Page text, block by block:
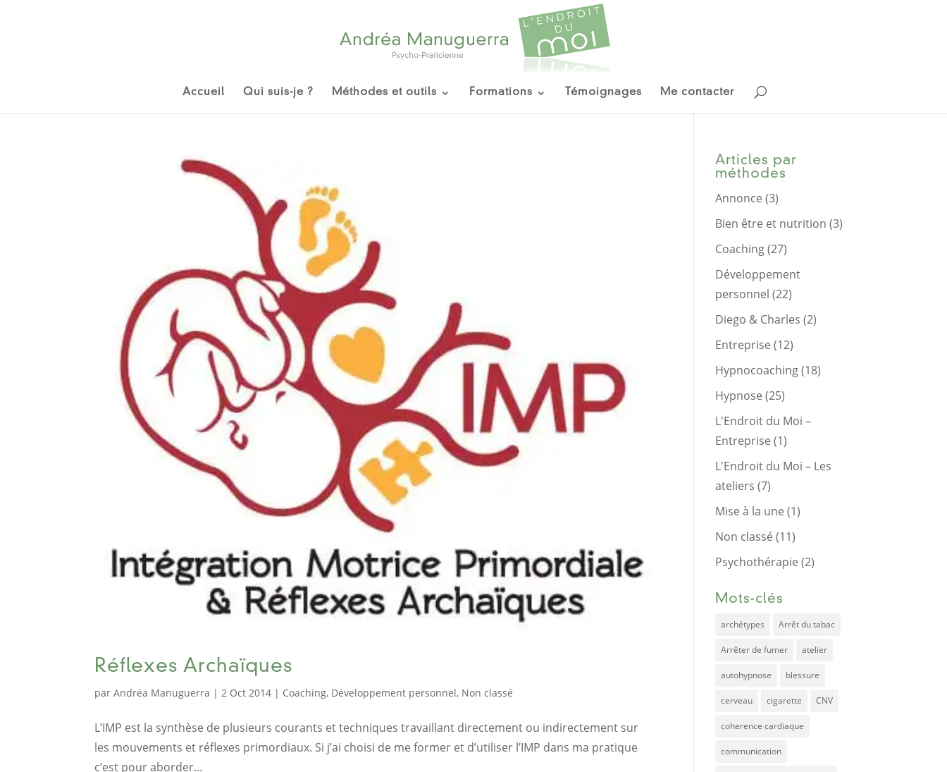
Accueil Qui suis-je ? Méthodes et outils Formations Témoignages Me contacter
Réflexes Archaïques
parAndréa Manuguerra | 2 Oct 2014 | Coaching, Développement personnel, Non classé
L’IMP est la synthèse de plusieurs courants et techniques travaillant directement ou indirectement sur
les mouvements et réflexes primordiaux. Si j’ai choisi de me former et d’utiliser l’IMP dans ma pratique
c’est pour aborder...
Articles par
méthodes
Annonce (3)
Bien être et nutrition (3)
Coaching(27)
Développement
personnel (22)
Diego & Charles (2)
Entreprise (12)
Hypnocoaching(18)
Hypnose (25)
L'Endroit du Moi –
Entreprise (1)
L'Endroit du Moi – Les
ateliers (7)
Mise à la une (1)
Non classé (11)
Psychothérapie (2)
Mots-clés
archétypes Arrêt du tabac
Arrêter de fumer atelier
autohypnose blessure
cerveau cigarette CNV
coherence cardiaque
communication